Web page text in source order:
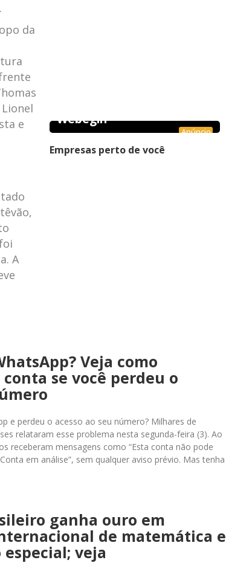
da
e
A
Anúncio
Webegin
Empresas perto de você
Veja como
se você perdeu o
e perdeu o acesso ao seu número? Milhares de
relataram esse problema nesta segunda-feira (3). Ao
receberam mensagens como “Esta conta não pode
em análise”, sem qualquer aviso prévio. Mas tenha
ganha ouro em
de matemática e
veja